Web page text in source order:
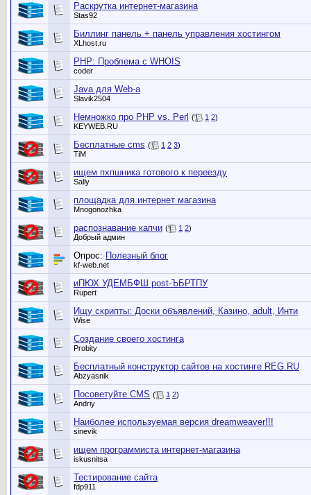
Раскрутка интернет-магазина
Stas92
Биллинг панель + панель управления хостингом
XLhost.ru
PHP: Проблема с WHOIS
coder
Java для Web-a
Slavik2504
Немножко про PHP vs. Perl ( 1 2)
KEYWEB.RU
Бесплатные cms ( 1 2 3)
TiM
ищем пхпшника готового к переезду
Sally
площадка для интернет магазина
Mnogonozhka
распознавание капчи ( 1 2)
Добрый админ
Опрос: Полезный блог
kf-web.net
иПЮХ УДЕМБФШ post-ЪБРТПУ
Rupert
Ищу скрипты: Доски объявлений, Казино, adult, Инти
Wise
Создание своего хостинга
Probity
Бесплатный конструктор сайтов на хостинге REG.RU
Abzyasnik
Посоветуйте CMS ( 1 2)
Andriy
Наиболее используемая версия dreamweaver!!!
sinevik
ищем программиста интернет-магазина
iskusnitsa
Тестирование сайта
fdp911